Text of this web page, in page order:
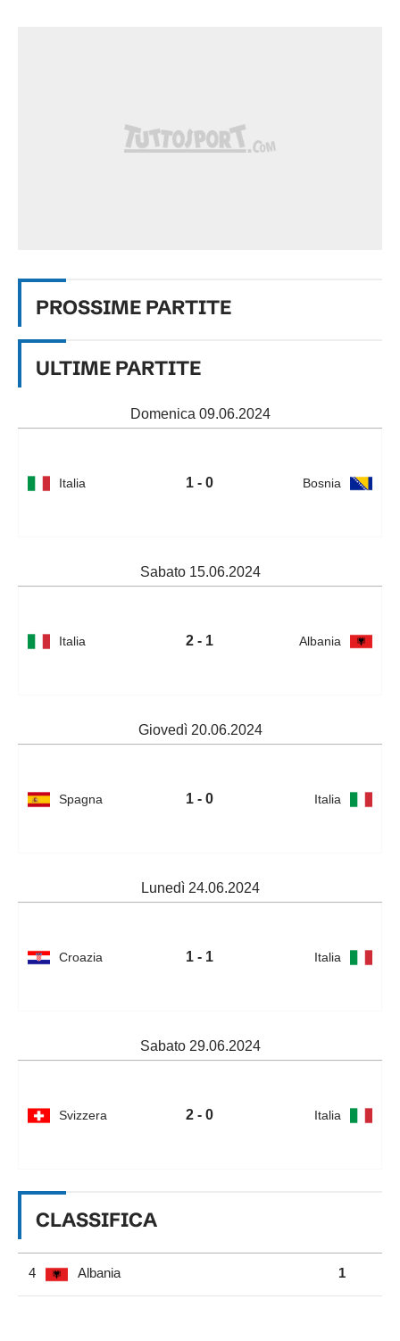
PROSSIME PARTITE
ULTIME PARTITE
Domenica 09.06.2024
Italia 1 - 0 Bosnia
Sabato 15.06.2024
Italia 2 - 1 Albania
Giovedì 20.06.2024
Spagna 1 - 0 Italia
Lunedì 24.06.2024
Croazia 1 - 1 Italia
Sabato 29.06.2024
Svizzera 2 - 0 Italia
CLASSIFICA
4 Albania 1